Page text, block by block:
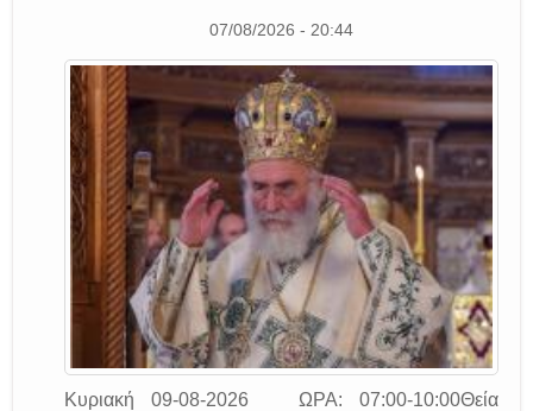
07/08/2026 - 20:44
Κυριακή 09-08-2026 ΩΡΑ: 07:00-10:00Θεία